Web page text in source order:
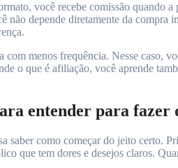
você recebe comissão quando
não depende diretamente da
menos frequência. Nesse caso,
o que é afiliação, você aprende
entender para fazer
saber como começar do jeito certo.
que tem dores e desejos claros.